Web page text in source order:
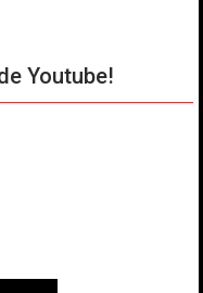
Youtube!